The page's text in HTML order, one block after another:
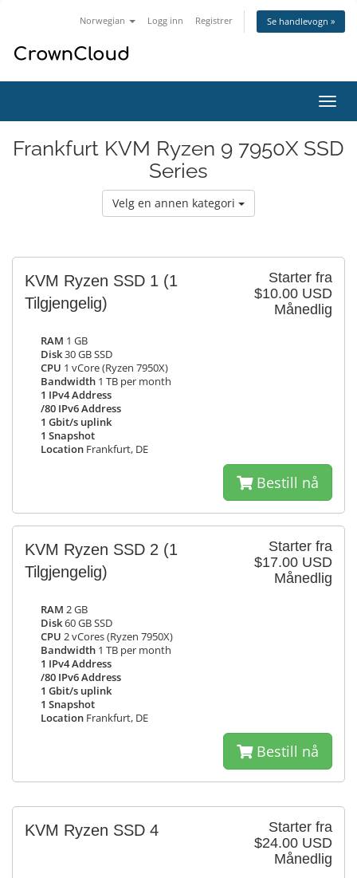
Norwegian Logg inn Registrer Se handlevogn »
Bytt
Frankfurt KVM Ryzen 9 7950X SSD
Series
Velg en annen kategori
Starter fra
$10.00 USD
Månedlig
KVM Ryzen SSD 1 (1
Tilgjengelig)
RAM 1 GB
Disk30 GB SSD
CPU 1 vCore (Ryzen 7950X)
Bandwidth 1 TB per month
1 IPv4 Address
/80 IPv6 Address
1 Gbit/s uplink
1 Snapshot
Location Frankfurt, DE
Bestill nå
Starter fra
$17.00 USD
Månedlig
KVM Ryzen SSD 2 (1
Tilgjengelig)
RAM 2 GB
Disk60 GB SSD
CPU 2 vCores (Ryzen 7950X)
Bandwidth 1 TB per month
1 IPv4 Address
/80 IPv6 Address
1 Gbit/s uplink
1 Snapshot
Location Frankfurt, DE
Bestill nå
Starter fra
$24.00 USD
Månedlig
KVM Ryzen SSD 4